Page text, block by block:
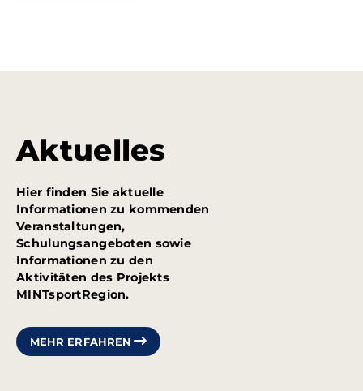
Aktuelles
Hier finden Sie aktuelle
Informationen zu kommenden
Veranstaltungen,
Schulungsangeboten sowie
Informationen zu den
Aktivitäten des Projekts
MINTsportRegion.
MEHR ERFAHREN